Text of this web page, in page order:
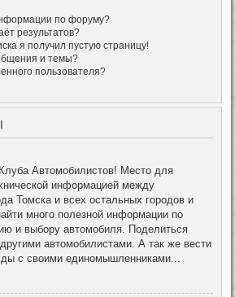
по форуму?
результатов?
я получил пустую страницу!
и темы?
пользователя?
Автомобилистов! Место для
информацией между
Томска и всех остальных городов и
много полезной информации по
и выбору автомобиля. Поделиться
автомобилистами. А так же вести
с своими единомышленниками...